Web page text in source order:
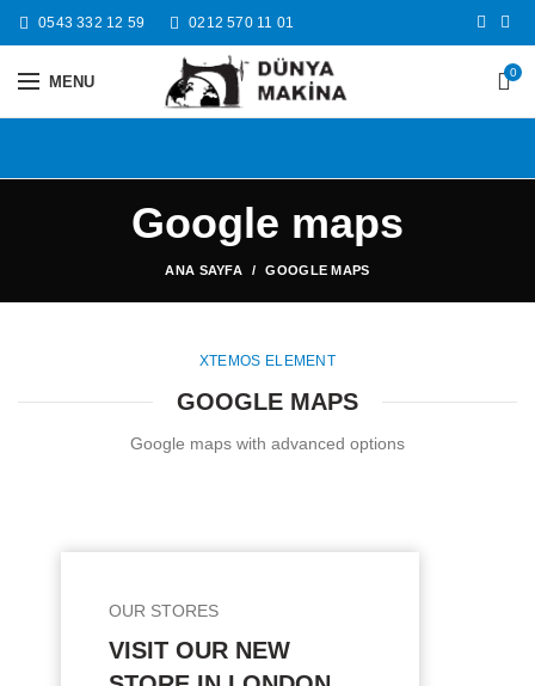
0543 332 12 59 0212 570 11 01
MENU 0
Google maps
ANA SAYFA GOOGLE MAPS
XTEMOS ELEMENT
GOOGLE MAPS
Google maps with advanced options
OUR STORES
VISIT OUR NEW